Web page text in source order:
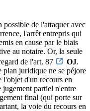
de l'attaquer avec
l'arrêt entrepris qui
en cause par le biais
au notaire. Or, la seule
de l'art. 87
OJ.
plan juridique ne se péjore
l'objet d'un recours en
jugement partiel n'entre
final (qui porte sur
la voie du recours en